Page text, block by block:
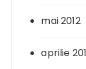
mai 2012
aprilie